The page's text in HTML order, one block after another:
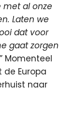
met al onze
Laten we
dat voor
gaat zorgen
Momenteel
de Europa
naar